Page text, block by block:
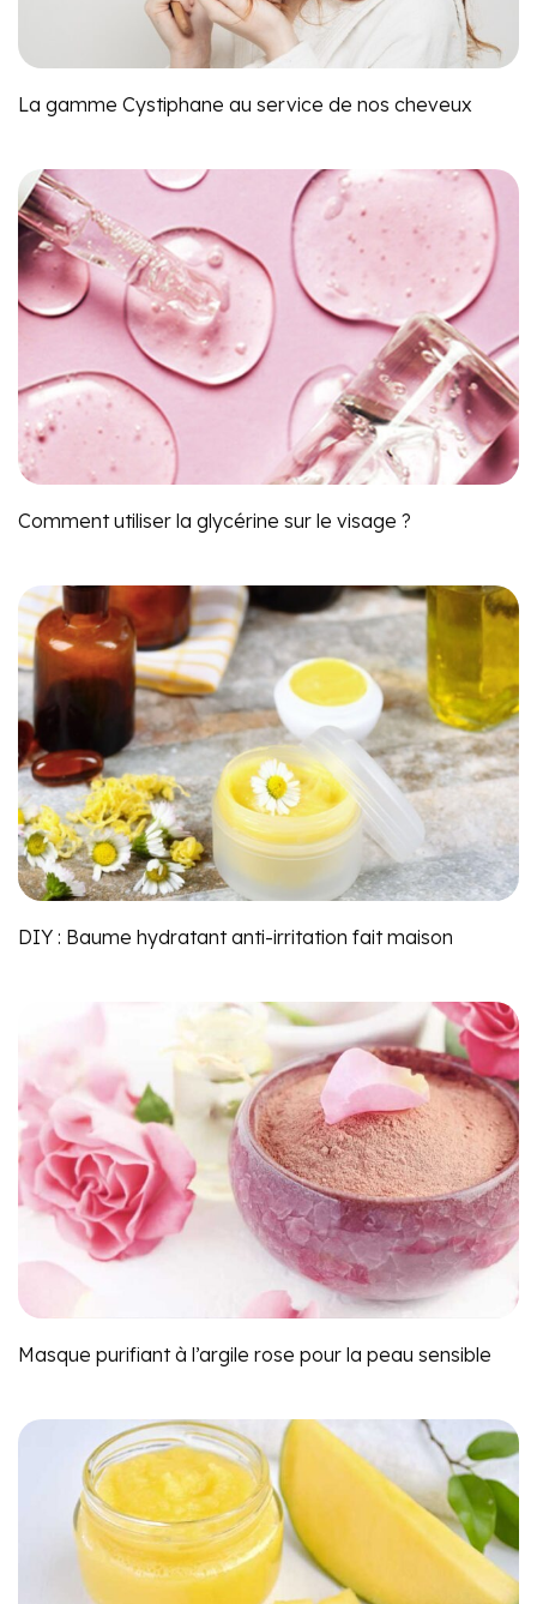
La gamme Cystiphane au service de nos cheveux
Comment utiliser la glycérine sur le visage ?
DIY : Baume hydratant anti-irritation fait maison
Masque purifiant à l’argile rose pour la peau sensible